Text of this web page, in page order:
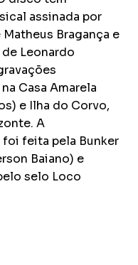
assinada por
Bragança e
Leonardo
Casa Amarela
e Ilha do Corvo,
A
foi feita pela Bunker
Baiano) e
selo Loco